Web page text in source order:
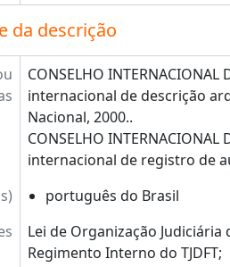
da descrição
CONSELHO
internacional de descrição
Nacional, 2000..
CONSELHO INTERNACIONAL
internacional de registro de
português do Brasil
Lei de Organização
Regimento Interno do TJDFT;